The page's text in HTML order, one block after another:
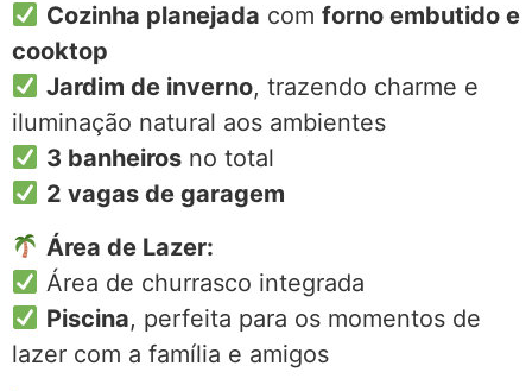
Cozinha planejada com forno embutido e
cooktop
Jardim de inverno, trazendo charme e
iluminação natural aos ambientes
3 banheirosno total
2 vagas de garagem
Área de Lazer:
Área de churrasco integrada
Piscina, perfeita para os momentos de
lazer com a família e amigos